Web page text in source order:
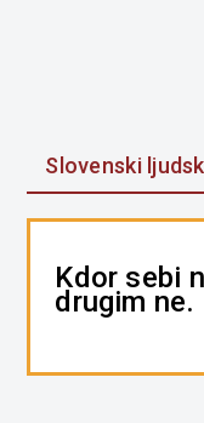
Slovenski
Kdor sebi
drugim ne.